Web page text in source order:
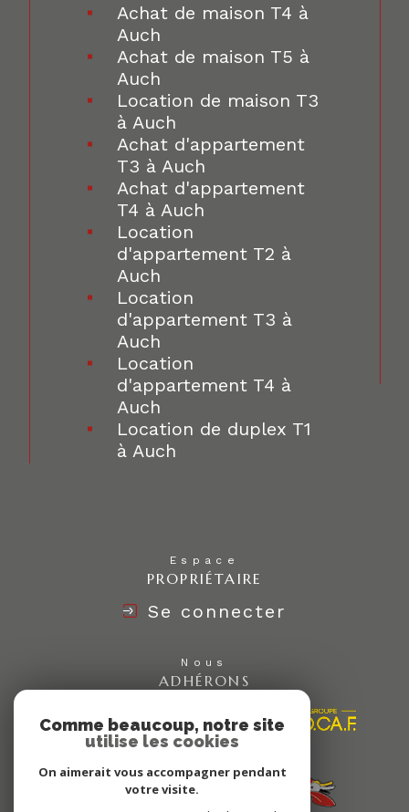
Achat de maison T4 à
Auch
Achat de maison T5 à
Auch
Location de maison T3
à Auch
Achat d'appartement
T3 à Auch
Achat d'appartement
T4 à Auch
Location
d'appartement T2 à
Auch
Location
d'appartement T3 à
Auch
Location
d'appartement T4 à
Auch
Location de duplex T1
à Auch
Espace
PROPRIÉTAIRE
Se connecter
Nous
ADHÉRONS
Comme beaucoup, notre site
utilise les cookies
On aimerait vous accompagner pendant
votre visite.